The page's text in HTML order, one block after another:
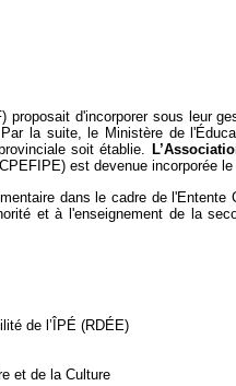
d'incorporer sous leur
la suite, le Ministère de
soit établie.
est devenue incorporée
dans le cadre de l'Entente
et à l'enseignement de la
de l’ÎPÉ (RDÉE)
et de la Culture